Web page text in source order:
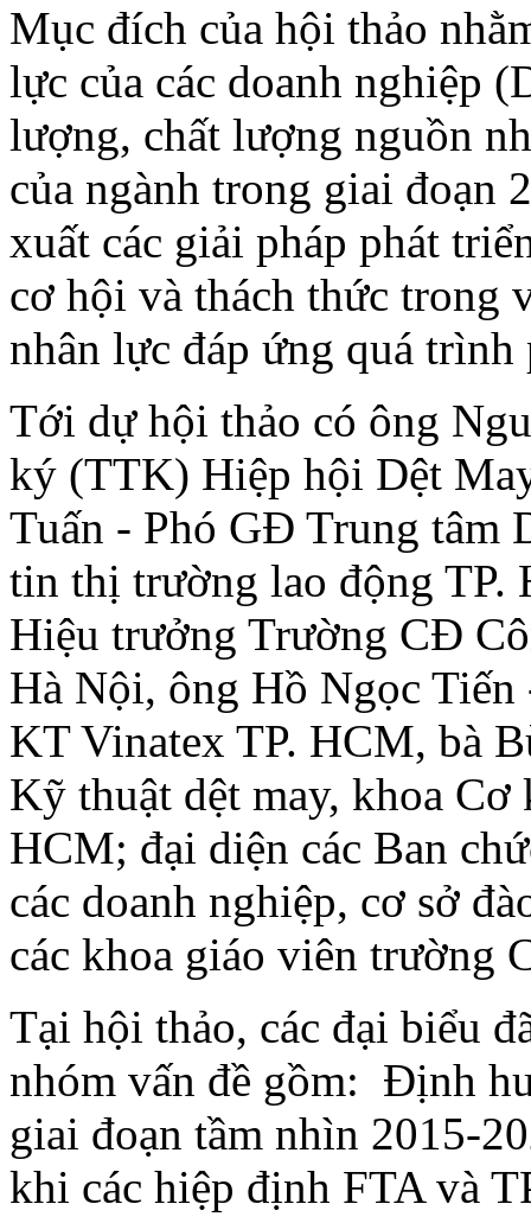
Mục đích của hội thảo
lực của các doanh nghiệp
lượng, chất lượng nguồn
của ngành trong giai đoạn
xuất các giải pháp phát
cơ hội và thách thức trong
nhân lực đáp ứng quá trình
Tới dự hội thảo có ông
ký (TTK) Hiệp hội Dệt
Tuấn - Phó GĐ Trung tâm
tin thị trường lao động TP.
Hiệu trưởng Trường CĐ
Hà Nội, ông Hồ Ngọc
KT Vinatex TP. HCM, bà
Kỹ thuật dệt may, khoa
HCM; đại diện các Ban
các doanh nghiệp, cơ sở
các khoa giáo viên trường
Tại hội thảo, các đại biểu
nhóm vấn đề gồm: Định
giai đoạn tầm nhìn 2015-
khi các hiệp định FTA và